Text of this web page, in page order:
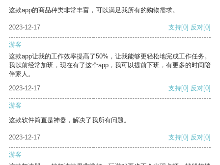
这款app的商品种类非常丰富，可以满足我所有的购物需求。
2023-12-17 支持[0] 反对[0]
游客
这款app让我的工作效率提高了50%，让我能够更轻松地完成工作任务。
我以前经常加班，现在有了这个app，我可以提前下班，有更多的时间陪
伴家人。
2023-12-17
支持[0] 反对[0]
游客
这款软件简直是神器，解决了我所有问题。
2023-12-17 支持[0] 反对[0]
游客